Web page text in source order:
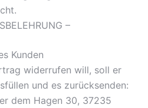
–
Kunden
widerrufen will, soll er
und es zurücksenden:
dem Hagen 30, 37235